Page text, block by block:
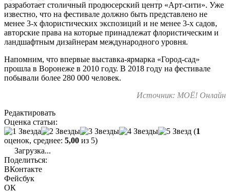
разработает столичный продюсерский центр «Арт-сити». Уже
известно, что на фестивале должно быть представлено не
менее 3-х флористических экспозиций и не менее 3-х садов,
авторские права на которые принадлежат флористическим и
ландшафтным дизайнерам международного уровня.
Напомним, что впервые выставка-ярмарка «Город-сад»
прошла в Воронеже в 2010 году. В 2018 году на фестивале
побывали более 280 000 человек.
Источник: МОЁ! Онлайн
Редактировать
Оценка статьи:
(1
оценок, среднее: 5,00 из 5)
Загрузка...
Поделиться:
ВКонтакте
Фейсбук
ОК